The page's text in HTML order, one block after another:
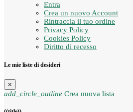
Entra
Crea un nuovo Account
Rintraccia il tuo ordine
Privacy Policy
Cookies Policy
Diritto di recesso
Le mie liste di desideri
×
add_circle_outline Crea nuova lista